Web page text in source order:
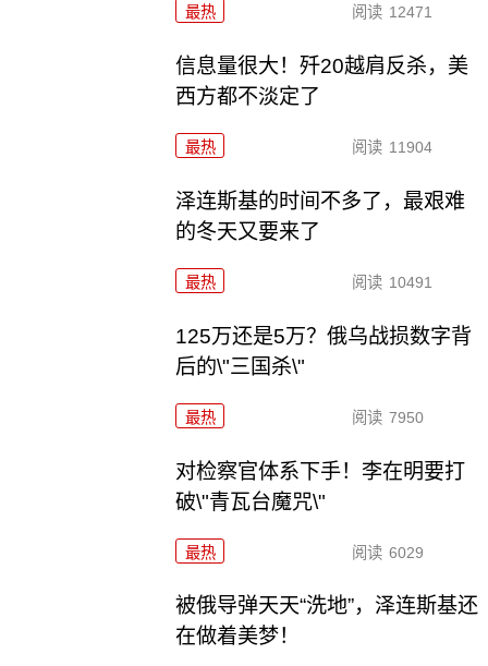
最热 阅读 12471
信息量很大！歼20越肩反杀，美
西方都不淡定了
最热 阅读 11904
泽连斯基的时间不多了，最艰难
的冬天又要来了
最热 阅读 10491
125万还是5万？俄乌战损数字背
后的\"三国杀\"
最热 阅读 7950
对检察官体系下手！李在明要打
破\"青瓦台魔咒\"
最热 阅读 6029
被俄导弹天天“洗地”，泽连斯基还
在做着美梦！